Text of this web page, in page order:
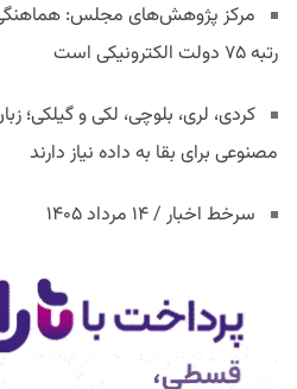
مرکز پژوهش‌های مجلس:
رتبه ۷۵ دولت الکترونیکی است
کردی، لری، بلوچی، لکی و
مصنوعی برای بقا به داده نیاز دارند
سرخط اخبار / ۱۴ مرداد ۱۴۰۵